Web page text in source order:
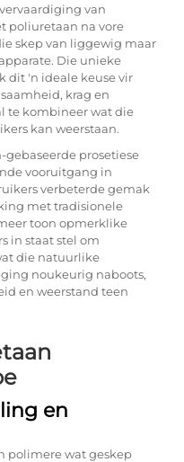
van
poliuretaan na vore
skep van liggewig maar
Die unieke
dit 'n ideale keuse vir
krag en
te kombineer wat die
kan weerstaan.
prosetiese
vooruitgang in
verbeterde gemak
met tradisionele
toon opmerklike
in staat stel om
die natuurlike
noukeurig naboots,
en weerstand teen
en
polimere wat geskep